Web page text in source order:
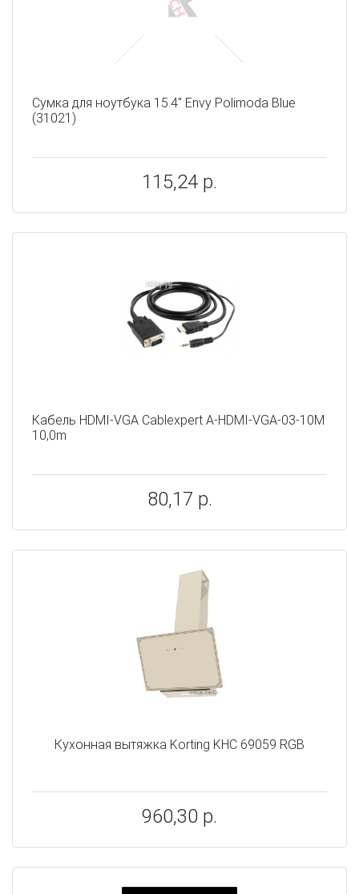
Сумка для ноутбука 15.4" Envy Polimoda Blue
(31021)
115,24 р.
Кабель HDMI-VGA Cablexpert A-HDMI-VGA-03-10M
10,0m
80,17 р.
Кухонная вытяжка Korting KHC 69059 RGB
960,30 р.